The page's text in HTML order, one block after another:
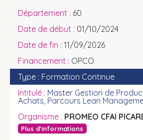
60
01/10/2024
11/09/2026
OPCO
Formation Continue
Master Gestion de
Achats, Parcours Lean
PROMEO CFAI
Plus d'informations